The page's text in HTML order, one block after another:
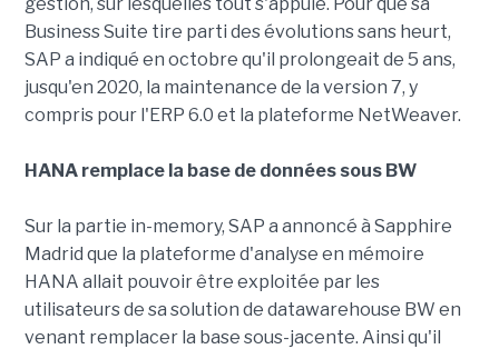
Business Suite tire parti des évolutions sans heurt,
SAP a indiqué en octobre qu'il prolongeait de 5 ans,
jusqu'en 2020, la maintenance de la version 7, y
compris pour l'ERP 6.0 et la plateforme NetWeaver.
HANA remplace la base de données sous BW
Sur la partie in-memory, SAP a annoncé à Sapphire
Madrid que la plateforme d'analyse en mémoire
HANA allait pouvoir être exploitée par les
utilisateurs de sa solution de datawarehouse BW en
venant remplacer la base sous-jacente. Ainsi qu'il